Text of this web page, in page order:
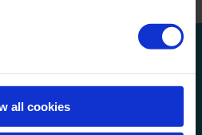
all cookies